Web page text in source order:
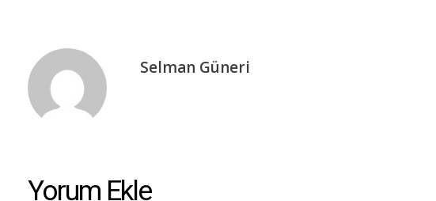
Selman Güneri
Yorum Ekle